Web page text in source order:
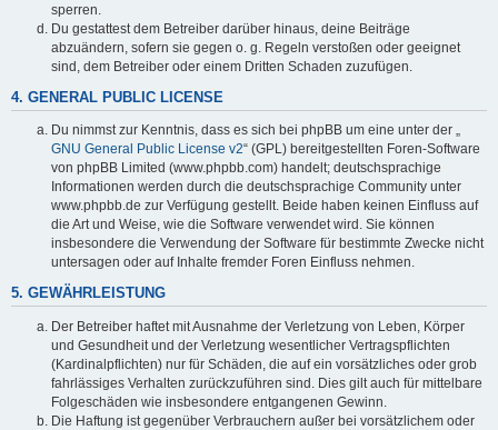
sperren.
Du gestattest dem Betreiber darüber hinaus, deine Beiträge
abzuändern, sofern sie gegen o. g. Regeln verstoßen oder geeignet
sind, dem Betreiber oder einem Dritten Schaden zuzufügen.
4. GENERAL PUBLIC LICENSE
Du nimmst zur Kenntnis, dass es sich bei phpBB um eine unter der „
GNU General Public License v2“ (GPL) bereitgestellten Foren-Software
von phpBB Limited (www.phpbb.com) handelt; deutschsprachige
Informationen werden durch die deutschsprachige Community unter
www.phpbb.de zur Verfügung gestellt. Beide haben keinen Einfluss auf
die Art und Weise, wie die Software verwendet wird. Sie können
insbesondere die Verwendung der Software für bestimmte Zwecke nicht
untersagen oder auf Inhalte fremder Foren Einfluss nehmen.
5. GEWÄHRLEISTUNG
Der Betreiber haftet mit Ausnahme der Verletzung von Leben, Körper
und Gesundheit und der Verletzung wesentlicher Vertragspflichten
(Kardinalpflichten) nur für Schäden, die auf ein vorsätzliches oder grob
fahrlässiges Verhalten zurückzuführen sind. Dies gilt auch für mittelbare
Folgeschäden wie insbesondere entgangenen Gewinn.
Die Haftung ist gegenüber Verbrauchern außer bei vorsätzlichem oder